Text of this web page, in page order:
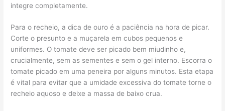
integre completamente.
Para o recheio, a dica de ouro é a paciência na hora de picar.
Corte o presunto e a muçarela em cubos pequenos e
uniformes. O tomate deve ser picado bem miudinho e,
crucialmente, sem as sementes e sem o gel interno. Escorra o
tomate picado em uma peneira por alguns minutos. Esta etapa
é vital para evitar que a umidade excessiva do tomate torne o
recheio aquoso e deixe a massa de baixo crua.